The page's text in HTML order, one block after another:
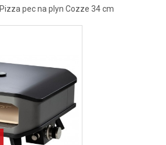
Pizza pec na plyn Cozze 34 cm